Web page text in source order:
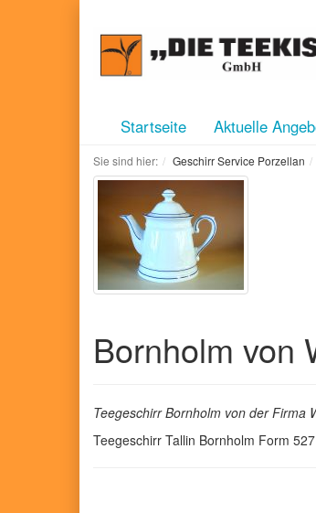
Startseite Aktuelle
Sie sind hier: Geschirr Service Porzellan
Bornholm von
Teegeschirr Bornholm von der Firma
Teegeschirr Tallin Bornholm Form